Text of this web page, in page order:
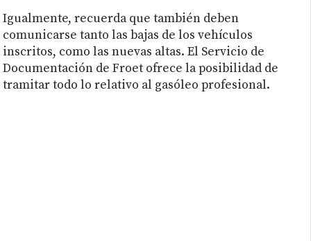
Igualmente, recuerda que también deben
comunicarse tanto las bajas de los vehículos
inscritos, como las nuevas altas. El Servicio de
Documentación de Froet ofrece la posibilidad de
tramitar todo lo relativo al gasóleo profesional.